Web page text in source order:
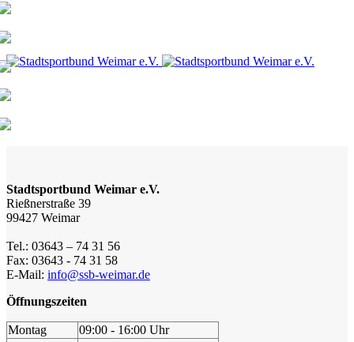
Stadtsportbund Weimar e.V.
Rießnerstraße 39
99427 Weimar
Tel.: 03643 – 74 31 56
Fax: 03643 - 74 31 58
E-Mail: info@ssb-weimar.de
Öffnungszeiten
Montag
09:00 - 16:00 Uhr